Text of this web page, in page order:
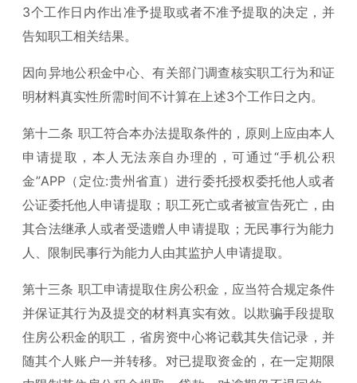
3个工作日内作出准予提取或者不准予提取的决定，并
告知职工相关结果。
因向异地公积金中心、有关部门调查核实职工行为和证
明材料真实性所需时间不计算在上述3个工作日之内。
第十二条 职工符合本办法提取条件的，原则上应由本人
申请提取，本人无法亲自办理的，可通过“手机公积
金”APP（定位:贵州省直）进行委托授权委托他人或者
公证委托他人申请提取；职工死亡或者被宣告死亡，由
其合法继承人或者受遗赠人申请提取；无民事行为能力
人、限制民事行为能力人由其监护人申请提取。
第十三条 职工申请提取住房公积金，应当符合规定条件
并保证其行为及提交的材料真实有效。以欺骗手段提取
住房公积金的职工，省房资中心将记载其失信记录，并
随其个人账户一并转移。对已提取资金的，在一定期限